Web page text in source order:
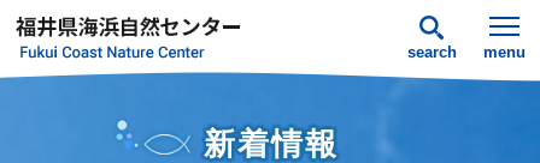
search menu
新着情報